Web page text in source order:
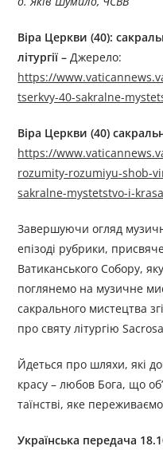
Віра Церкви (40):
літургії –Джерелo:
https://
tserkvy-40-sakralne-
Віра Церкви (40)
https://
rozumity-rozumiyu-shob-
sakralne-mystetstvo-i-
Завершуючи огляд
епізоді рубрики,
Ватиканського Собору,
поглянемо на музичне
сакрального мистецтва
про святу літургію
Йдеться про шляхи, які
красу – любов Бога, що
таїнстві, яке
Українська передача 1